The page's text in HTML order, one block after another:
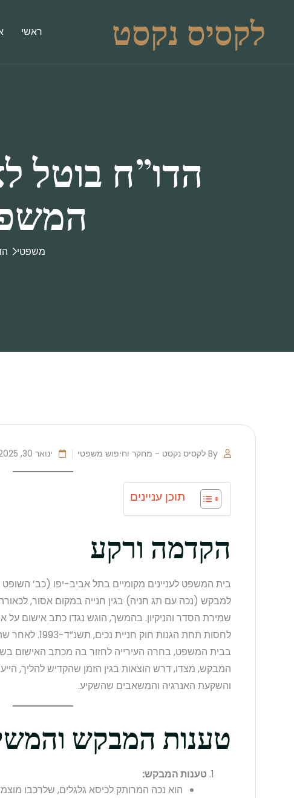
לקסיס נקסט ראשי
הדו”ח בוטל
משפטי
By לקסיס נקסט - מחקר וחיפוש משפטי ינואר 30, 2025
תוכן עניינים
הקדמה ורקע
בית המשפט לעניינים מקומיים בתל אביב-יפו (כב’
למבקש (נכה עם תג חניה) בגין חנייה במקום אסור,
שמירת הסדר והניקיון. בהמשך, הוגש נגדו כתב אישום
לחסות תחת הגנות
בבית המשפט, בחרה העירייה לחזור בה מכתב האישום
המבקש, מצדו, דרש הוצאות בגין הזמן שהקדיש להליך,
והשקעת האנרגיה והמשאבים שהשקיע.
טענות המבקש
טענות המבקש:
הוא נכה המרותק לכיסא גלגלים, שלרכבו